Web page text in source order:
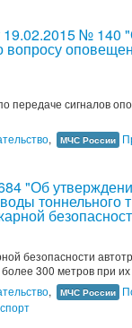
№ 140
вопросу
передаче сигналов
, МЧС России
"Об
тоннельного
безопасности
300 метров при
, МЧС России